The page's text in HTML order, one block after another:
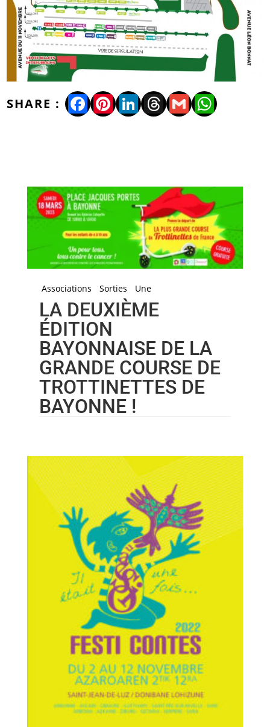
Facebook
Pinterest
LinkedIn
Threads
Gmail
Associations Sorties Une
LA DEUXIÈME
ÉDITION
BAYONNAISE DE LA
GRANDE COURSE DE
TROTTINETTES DE
BAYONNE !